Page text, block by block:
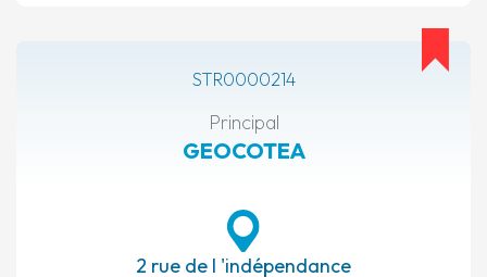
STR0000214
Principal
GEOCOTEA
2 rue de l 'indépendance